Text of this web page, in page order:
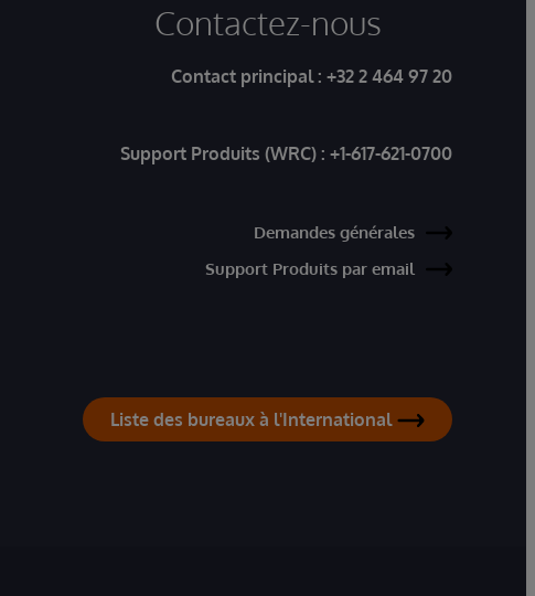
Contactez-nous
Contact principal : +32 2 464 97 20
Support Produits (WRC) : +1-617-621-0700
Demandes générales
Support Produits par email
Liste des bureaux à l'International